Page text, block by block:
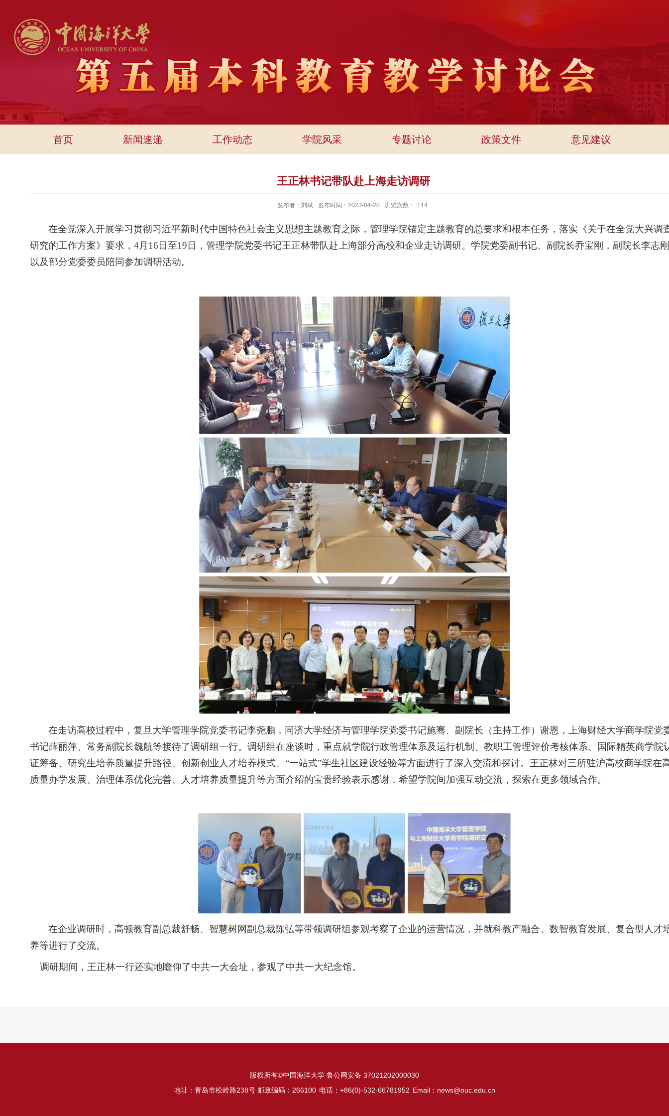
首页 新闻速递 工作动态 学院风采 专题讨论 政策文件 意见建议
王正林书记带队赴上海走访调研
发布者：刘斌 发布时间：2023-04-20 浏览次数： 114
在全党深入开展学习贯彻习近平新时代中国特色社会主义思想主题教育之际，管理学院锚定主题教育的总要求和根本任务，落实《关于在全党大兴调
研究的工作方案》要求， 4月 16 日至19 日，管理学院党委书记王正林带队赴上海部分高校和企业走访调研。学院党委副书记、副院长乔宝刚，副院长李志刚
以及部分党委委员陪同参加调研活动。
在走访高校过程中，复旦大学管理学院党委书记李尧鹏，同济大学经济与管理学院党委书记施骞、副院长（主持工作）谢恩，上海财经大学商学院党
书记薛丽萍、常务副院长魏航等接待了调研组一行。调研组在座谈时，重点就学院行政管理体系及运行机制、教职工管理评价考核体系、国际精英商学院
证筹备、研究生培养质量提升路径、创新创业人才培养模式、“一站式”学生社区建设经验等方面进行了深入交流和探讨。王正林对三所驻沪高校商学院在
质量办学发展、治理体系优化完善、人才培养质量提升等方面介绍的宝贵经验表示感谢，希望学院间加强互动交流，探索在更多领域合作。
在企业调研时，高顿教育副总裁舒畅、智慧树网副总裁陈弘等带领调研组参观考察了企业的运营情况，并就科教产融合、数智教育发展、复合型人才
养等进行了交流。
调研期间，王正林一行还实地瞻仰了中共一大会址，参观了中共一大纪念馆。
版权所有©中国海洋大学 鲁公网安备 37021202000030
地址：青岛市松岭路238号 邮政编码：266100 电话：+86(0)-532-66781952 Email：news@ouc.edu.cn